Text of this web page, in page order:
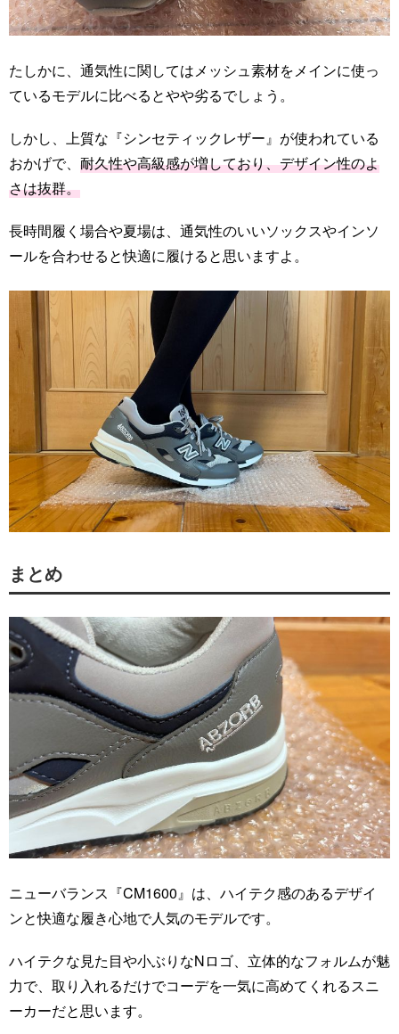
たしかに、通気性に関してはメッシュ素材をメインに使っ
ているモデルに比べるとやや劣るでしょう。
しかし、上質な『シンセティックレザー』が使われている
おかげで、 耐久性や高級感が増しており、デザイン性のよ
さは抜群。
長時間履く場合や夏場は、通気性のいいソックスやインソ
ールを合わせると快適に履けると思いますよ。
まとめ
ニューバランス『CM1600』は、ハイテク感のあるデザイ
ンと快適な履き心地で人気のモデルです。
ハイテクな見た目や小ぶりなNロゴ、立体的なフォルムが魅
力で、取り入れるだけでコーデを一気に高めてくれるスニ
ーカーだと思います。